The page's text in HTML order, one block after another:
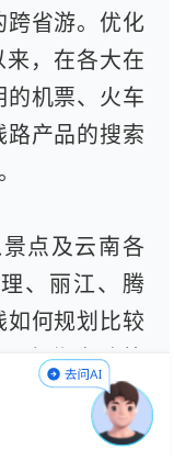
跨省游。优化
来，在各大在
的机票、火车
路产品的搜索
点及云南各
、丽江、腾
如何规划比较
有优惠政策
政策的提问，
南省各地疫情